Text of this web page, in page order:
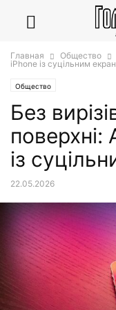
Главная Общество
iPhone із суцільним
Общество
Без
поверхні:
із
22.05.2026